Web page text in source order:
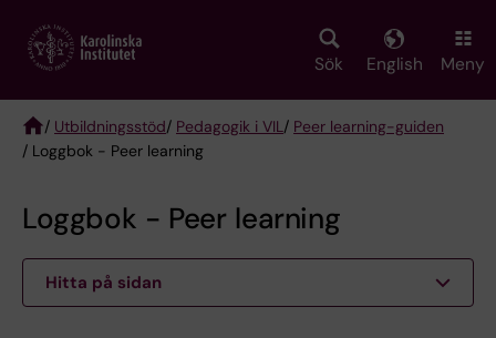
main
Sök English Meny
Breadcrumb
/ Utbildningsstöd/ Pedagogik i VIL/ Peer learning-guiden
/ Loggbok - Peer learning
Loggbok - Peer learning
Hitta på sidan